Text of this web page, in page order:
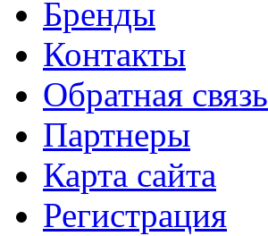
Бренды
Контакты
Обратная связь
Партнеры
Карта сайта
Регистрация